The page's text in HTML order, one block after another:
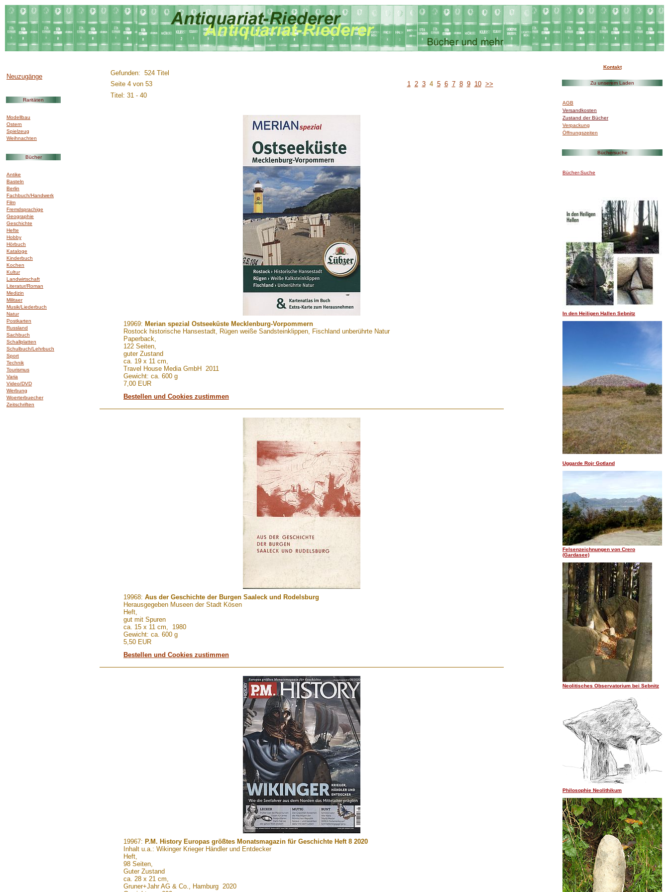
Neuzugänge
Raritäten
Modellbau
Ostern
Spielzeug
Weihnachten
Bücher
Antike
Basteln
Berlin
Fachbuch/Handwerk
Film
Fremdsprachige
Geographie
Geschichte
Hefte
Hobby
Hörbuch
Kataloge
Kinderbuch
Kochen
Kultur
Landwirtschaft
Literatur/Roman
Medizin
Militaer
Musik/Liederbuch
Natur
Postkarten
Russland
Sachbuch
Schallplatten
Schulbuch/Lehrbuch
Sport
Technik
Tourismus
Varia
Video/DVD
Werbung
Woerterbuecher
Zeitschriften
Gefunden: 524 Titel
Seite 4 von 53
1 2 34 5 6 7 8 9 10 >>
Titel: 31 - 40
19969: Merian spezial Ostseeküste Mecklenburg-Vorpommern
Rostock historische Hansestadt, Rügen weiße Sandsteinklippen, Fischland unberührte Natur
Paperback,
122 Seiten,
guter Zustand
ca. 19 x 11 cm,
Travel House Media GmbH 2011
Gewicht: ca. 600 g
7,00 EUR
Bestellen und Cookies zustimmen
19968: Aus der Geschichte der Burgen Saaleck und Rodelsburg
Herausgegeben Museen der Stadt Kösen
Heft,
gut mit Spuren
ca. 15 x 11 cm, 1980
Gewicht: ca. 600 g
5,50 EUR
Bestellen und Cookies zustimmen
19967: P.M. History Europas größtes Monatsmagazin für Geschichte Heft 8 2020
Inhalt u.a.: Wikinger Krieger Händler und Entdecker
Heft,
98 Seiten,
Guter Zustand
ca. 28 x 21 cm,
Gruner+Jahr AG & Co., Hamburg 2020
Kontakt
Zu unserem Laden
AGB
Versandkosten
Zustand der Bücher
Verpackung
Öffnungszeiten
Büchersuche
Bücher-Suche
In den Heiligen Hallen Sebnitz
Uggarde Rojr Gotland
Felsenzeichnungen von Crero
(Gardasee)
Neolitisches Observatorium bei Sebnitz
Philosophie Neolithikum